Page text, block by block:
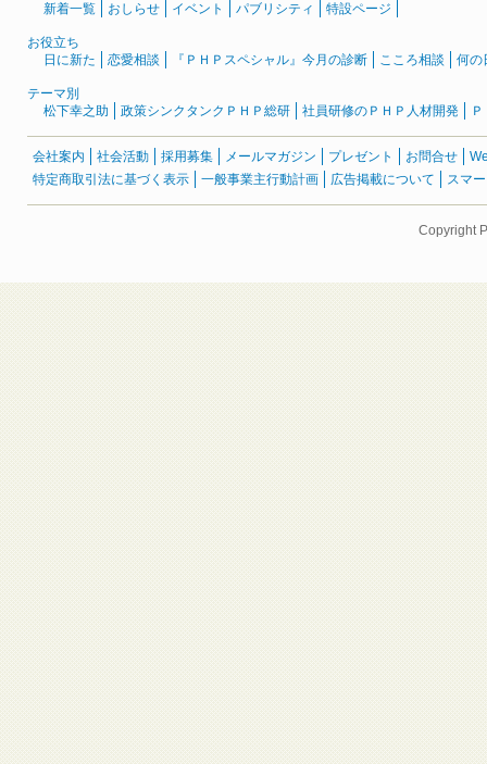
新着一覧
おしらせ イベント パブリシティ 特設ページ
お役立ち
日に新た
恋愛相談 『ＰＨＰスペシャル』今月の診断 こころ相談 何の
テーマ別
松下幸之助
政策シンクタンクＰＨＰ総研 社員研修のＰＨＰ人材開発
会社案内 社会活動 採用募集 メールマガジン プレゼント お問合せ
特定商取引法に基づく表示
一般事業主行動計画 広告掲載について スマ
Copyright